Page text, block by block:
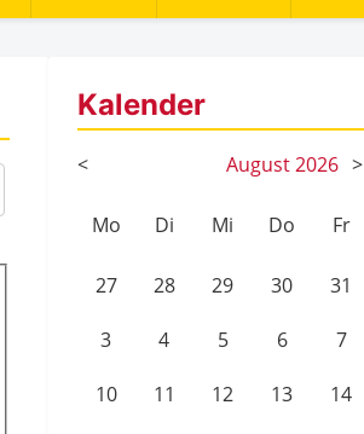
Kalender
< August2026 >
Mo Di Mi Do Fr
27 28 29 30 31
3 4 5 6 7
10 11 12 13 14